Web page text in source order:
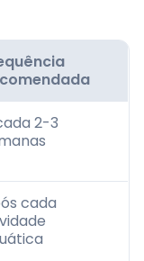
2-3
cada